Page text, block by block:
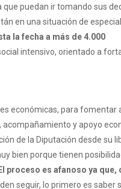
puedan ir tomando sus
en una situación de especial
la fecha a más de 4.000
intensivo, orientado a
económicas, para fomentar
y apoyo
de la Diputación desde su
bien porque tienen
El proceso es afanoso ya que,
seguir, lo primero es saber